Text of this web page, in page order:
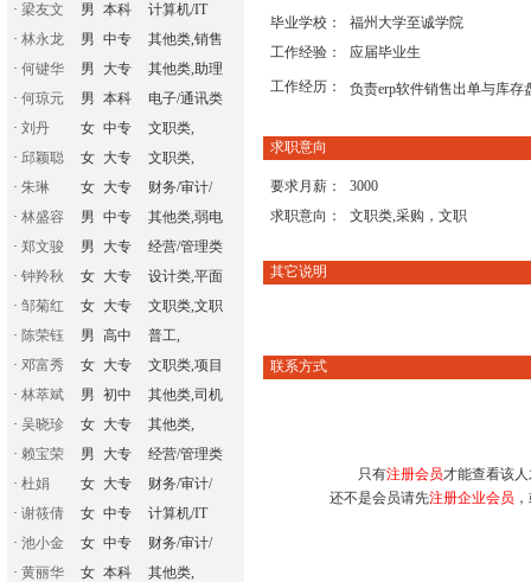
· 梁友文 男 本科
计算机/IT
· 林永龙 男 中专
其他类,销售
· 何键华 男 大专
其他类,助理
· 何琼元 男 本科
电子/通讯类
· 刘丹 女 中专
文职类,
· 邱颖聪 女 大专
文职类,
· 朱琳 女 大专
财务/审计/
· 林盛容 男 中专
其他类,弱电
· 郑文骏 男 大专
经营/管理类
· 钟羚秋 女 大专
设计类,平面
· 邹菊红 女 大专
文职类,文职
· 陈荣钰 男 高中
普工,
· 邓富秀 女 大专
文职类,项目
· 林萃斌 男 初中
其他类,司机
· 吴晓珍 女 大专
其他类,
· 赖宝荣 男 大专
经营/管理类
· 杜娟 女 大专
财务/审计/
· 谢筱倩 女 中专
计算机/IT
· 池小金 女 中专
财务/审计/
· 黄丽华 女 本科
其他类,
毕业学校：
福州大学至诚学院
工作经验：
应届毕业生
工作经历： 负责erp软件销售出单与库
求职意向
要求月薪：
3000
求职意向：
文职类,采购，文职
其它说明
联系方式
只有注册会员才能查看该
还不是会员请先注册企业会员